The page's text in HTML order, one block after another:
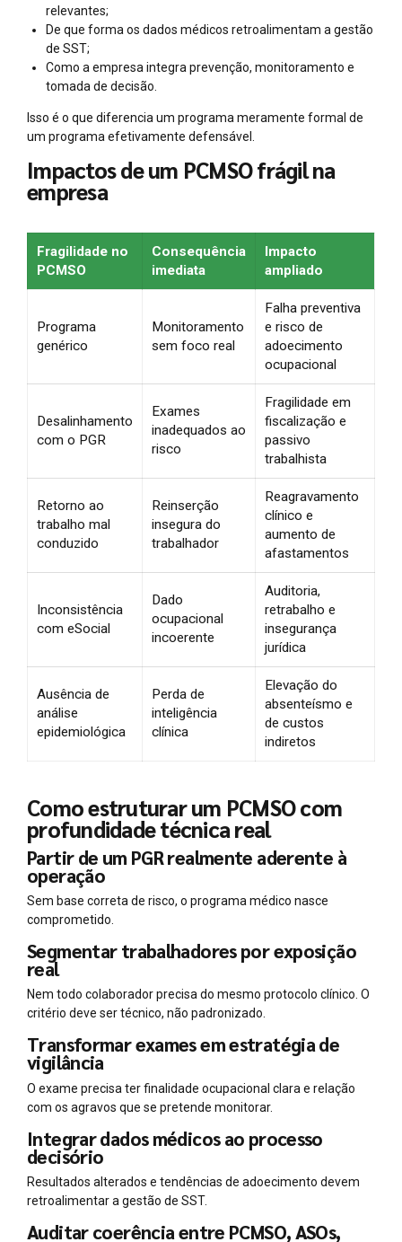
relevantes;
De que forma os dados médicos retroalimentam a gestão
de SST;
Como a empresa integra prevenção, monitoramento e
tomada de decisão.
Isso é o que diferencia um programa meramente formal de
um programa efetivamente defensável.
Impactos de um PCMSO frágil na
empresa
Fragilidade no
PCMSO
Consequência
imediata
Impacto
ampliado
Programa
genérico
Monitoramento
sem foco real
Falha preventiva
e risco de
adoecimento
ocupacional
Desalinhamento
com o PGR
Exames
inadequados ao
risco
Fragilidade em
fiscalização e
passivo
trabalhista
Retorno ao
trabalho mal
conduzido
Reinserção
insegura do
trabalhador
Reagravamento
clínico e
aumento de
afastamentos
Inconsistência
com eSocial
Dado
ocupacional
incoerente
Auditoria,
retrabalho e
insegurança
jurídica
Ausência de
análise
epidemiológica
Perda de
inteligência
clínica
Elevação do
absenteísmo e
de custos
indiretos
Como estruturar um PCMSO com
profundidade técnica real
Partir de um PGR realmente aderente à
operação
Sem base correta de risco, o programa médico nasce
comprometido.
Segmentar trabalhadores por exposição
real
Nem todo colaborador precisa do mesmo protocolo clínico. O
critério deve ser técnico, não padronizado.
Transformar exames em estratégia de
vigilância
O exame precisa ter finalidade ocupacional clara e relação
com os agravos que se pretende monitorar.
Integrar dados médicos ao processo
decisório
Resultados alterados e tendências de adoecimento devem
retroalimentar a gestão de SST.
Auditar coerência entre PCMSO, ASOs,